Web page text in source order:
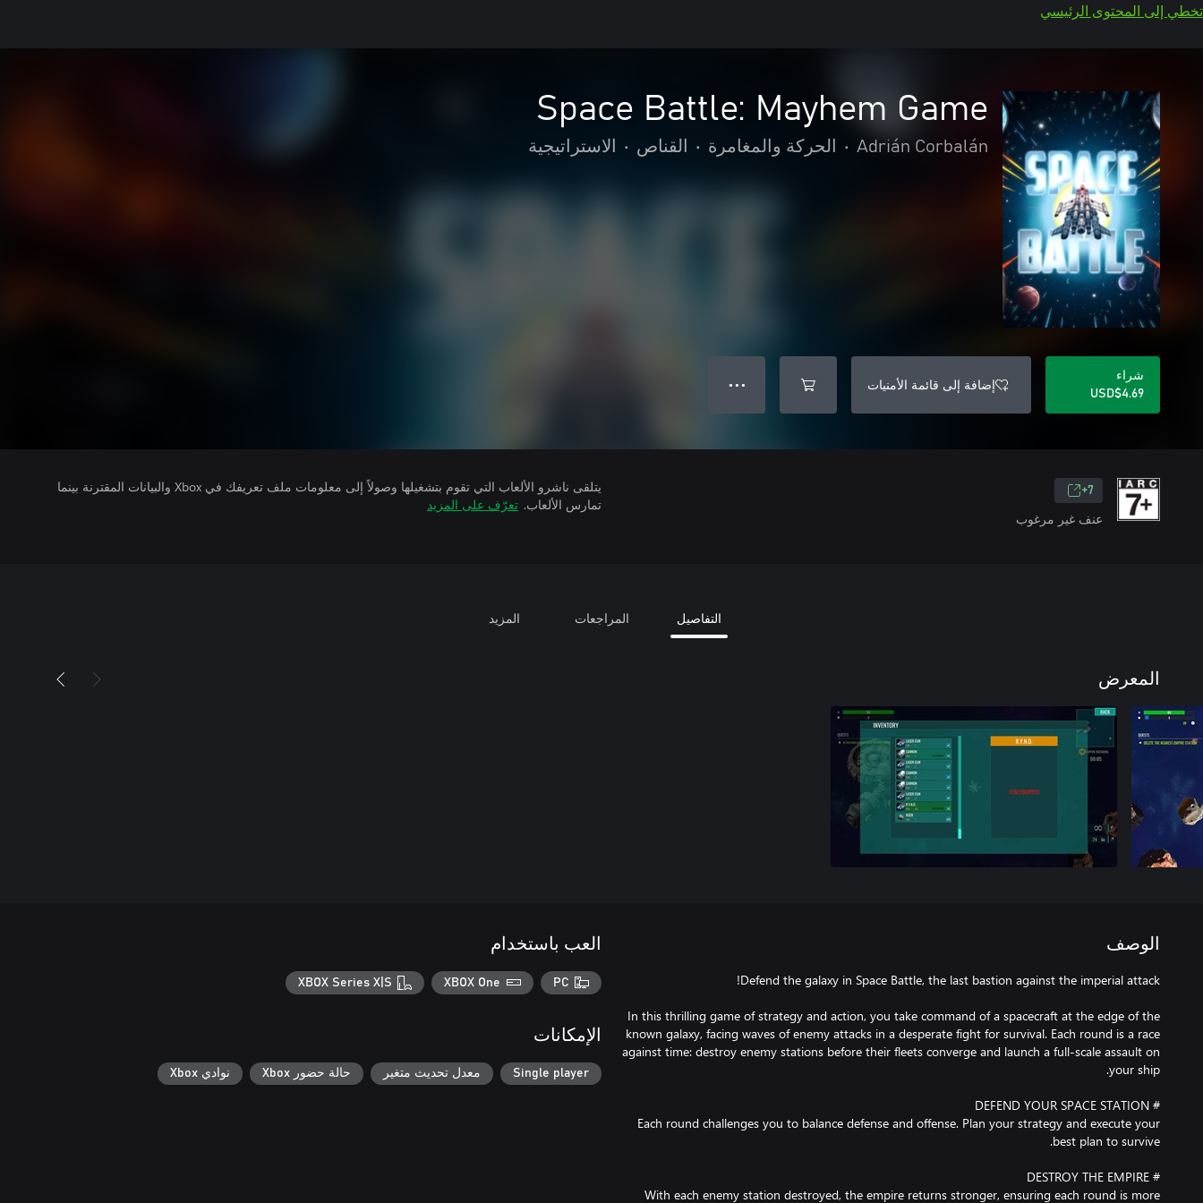
تخطي إلى المحتوى الرئيسي
Space Battle: Mayhem Game
Adrián Corbalán
• الحركة والمغامرة • القناص • الاستراتيجية
شراء
USD$4.69
إضافة إلى قائمة الأمنيات ● ● ●
7+
عنف غير مرغوب
يتلقى ناشرو الألعاب التي تقوم بتشغيلها وصولاً إلى معلومات ملف تعريفك في Xbox والبيانات المقترنة بينما
تمارس الألعاب. تعرّف على المزيد
التفاصيل المراجعات المزيد
المعرض
الوصف
In this thrilling game of strategy and action, you take command of a spacecraft at the edge of the
known galaxy, facing waves of enemy attacks in a desperate fight for survival. Each round is a race
against time: destroy enemy stations before their fleets converge and launch a full-scale assault on
Each round challenges you to balance defense and offense. Plan your strategy and execute your
With each enemy station destroyed, the empire returns stronger, ensuring each round is more
العب باستخدام
PC
XBOX One
XBOX Series X|S
الإمكانات
Single player معدل تحديث متغير حالة حضور Xbox نوادي Xbox